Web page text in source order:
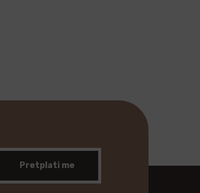
Pretplati me